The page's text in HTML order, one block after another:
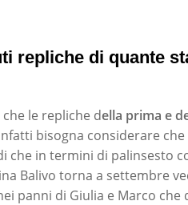
repliche di quante
che le repliche della prima e
bisogna considerare
che in termini di palinsesto
Balivo torna a settembre
panni di Giulia e Marco